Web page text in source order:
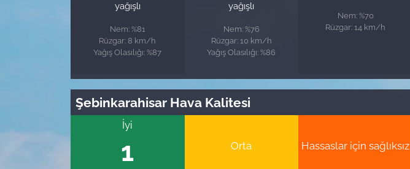
yağışlı
Nem: %81
Rüzgar: 8 km/h
Yağış Olasılığı: %87
yağışlı
Nem: %76
Rüzgar: 10 km/h
Yağış Olasılığı: %86
Nem: %70
Rüzgar: 14 km/h
Şebinkarahisar Hava Kalitesi
İyi
1 Orta Hassaslar için sağlıksız